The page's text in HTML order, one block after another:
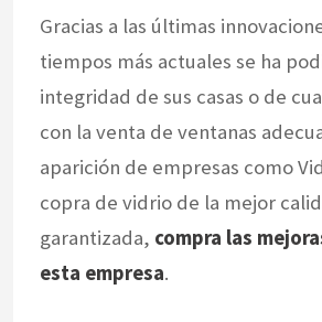
Gracias a las últimas
tiempos más actuales se ha
integridad de sus casas o de
con la venta de ventanas
aparición de empresas como
copra de vidrio de la mejor
garantizada, compra las
esta empresa.